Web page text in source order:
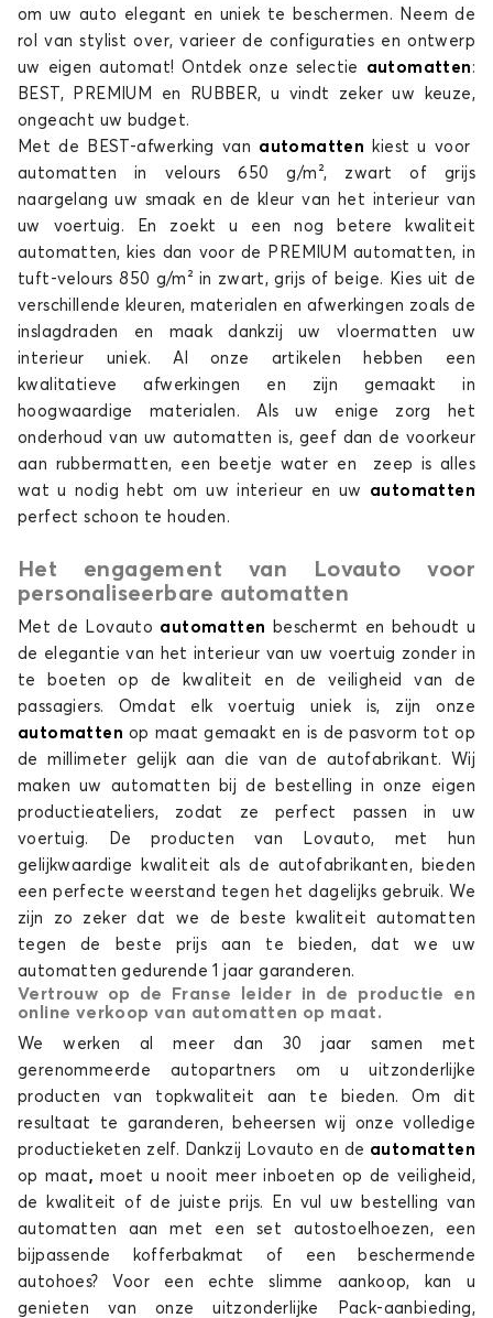
Automatten voor MINI ROADSTER R59
om uw auto elegant en uniek te beschermen. Neem de
rol van stylist over, varieer de configuraties en ontwerp
uw eigen automat! Ontdek onze selectie automatten :
BEST, PREMIUM en RUBBER, u vindt zeker uw keuze,
ongeacht uw budget.
Met de BEST-afwerking van automatten kiest u voor
automatten in velours 650 g/m², zwart of grijs
naargelang uw smaak en de kleur van het interieur van
uw voertuig. En zoekt u een nog betere kwaliteit
automatten, kies dan voor de PREMIUM automatten, in
tuft-velours 850 g/m² in zwart, grijs of beige. Kies uit de
verschillende kleuren, materialen en afwerkingen zoals de
inslagdraden en maak dankzij uw vloermatten uw
interieur uniek. Al onze artikelen hebben een
kwalitatieve afwerkingen en zijn gemaakt in
hoogwaardige materialen. Als uw enige zorg het
onderhoud van uw automatten is, geef dan de voorkeur
aan rubbermatten, een beetje water en zeep is alles
wat u nodig hebt om uw interieur en uw automatten
perfect schoon te houden.
Het engagement van Lovauto voor
personaliseerbare automatten
Met de Lovauto automatten beschermt en behoudt u
de elegantie van het interieur van uw voertuig zonder in
te boeten op de kwaliteit en de veiligheid van de
passagiers. Omdat elk voertuig uniek is, zijn onze
automatten op maat gemaakt en is de pasvorm tot op
de millimeter gelijk aan die van de autofabrikant. Wij
maken uw automatten bij de bestelling in onze eigen
productieateliers, zodat ze perfect passen in uw
voertuig. De producten van Lovauto, met hun
gelijkwaardige kwaliteit als de autofabrikanten, bieden
een perfecte weerstand tegen het dagelijks gebruik. We
zijn zo zeker dat we de beste kwaliteit automatten
tegen de beste prijs aan te bieden, dat we uw
automatten gedurende 1 jaar garanderen.
Vertrouw op de Franse leider in de productie en
online verkoop van automatten op maat.
We werken al meer dan 30 jaar samen met
gerenommeerde autopartners om u uitzonderlijke
producten van topkwaliteit aan te bieden. Om dit
resultaat te garanderen, beheersen wij onze volledige
productieketen zelf. Dankzij Lovauto en de automatten
op maat,moet u nooit meer inboeten op de veiligheid,
de kwaliteit of de juiste prijs. En vul uw bestelling van
automatten aan met een set autostoelhoezen, een
bijpassende kofferbakmat of een beschermende
autohoes? Voor een echte slimme aankoop, kan u
genieten van onze uitzonderlijke Pack-aanbieding,